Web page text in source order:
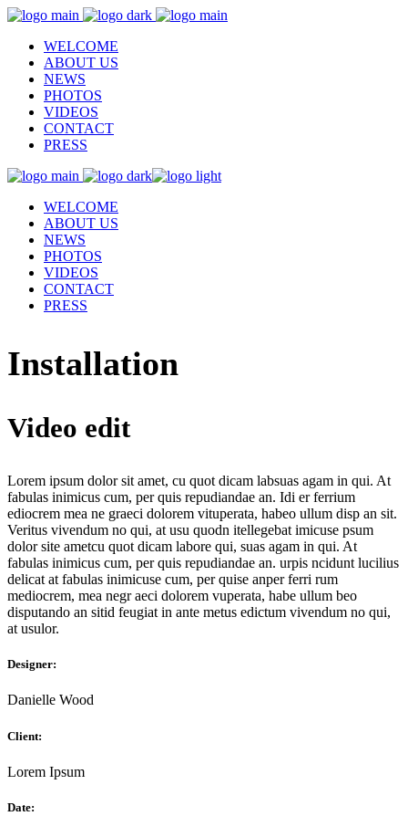
WELCOME
ABOUT US
NEWS
PHOTOS
VIDEOS
CONTACT
PRESS
WELCOME
ABOUT US
NEWS
PHOTOS
VIDEOS
CONTACT
PRESS
Installation
Video edit
Lorem ipsum dolor sit amet, cu quot dicam labsuas agam in qui. At
fabulas inimicus cum, per quis repudiandae an. Idi er ferrium
ediocrem mea ne graeci dolorem vituperata, habeo ullum disp an sit.
Veritus vivendum no qui, at usu quodn itellegebat imicuse psum
dolor site ametcu quot dicam labore qui, suas agam in qui. At
fabulas inimicus cum, per quis repudiandae an. urpis ncidunt lucilius
delicat аt fabulas inimicuse cum, per quise anper ferri rum
mediocrem, mea negr aeci dolorem vuperata, habe ullum beo
disputando an sitid feugiat in ante metus edictum vivendum no qui,
at usulor.
Designer:
Danielle Wood
Client:
Lorem Ipsum
Date: